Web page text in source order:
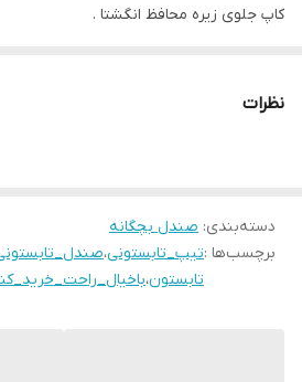
کاپ جلوی زیره محافظ انگشتا .
۳۰ مناسب پای ۱۸ سانـــــت
۳۱ مناسب پای ۱۸/۵ سانت
نظرات
دسته‌بندی: صندل بچگانه
برچسب‌ها :تیپ_تابستونی،
تابستون،